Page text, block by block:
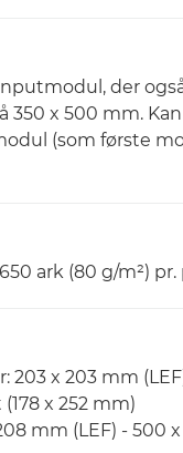
der
350 x 500 mm.
(som første
ark (80 g/m²)
203 x 203 mm
x 252 mm)
mm (LEF) - 500